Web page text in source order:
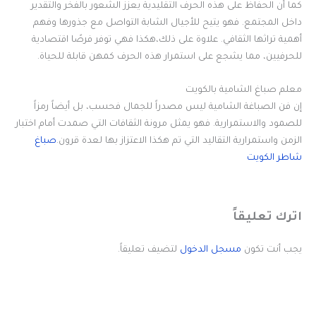
كما أن الحفاظ على هذه الحرف التقليدية يعزز الشعور بالفخر والتقدير
داخل المجتمع. فهو يتيح للأجيال الشابة التواصل مع جذورها وفهم
أهمية تراثها الثقافي. علاوة على ذلك،هكذا فهي توفر فرصًا اقتصادية
للحرفيين، مما يشجع على استمرار هذه الحرف كمهن قابلة للحياة.
معلم صباغ الشامية بالكويت
إن فن الصباغة الشامية ليس مصدراً للجمال فحسب، بل أيضاً رمزاً
للصمود والاستمرارية. فهو يمثل مرونة الثقافات التي صمدت أمام اختبار
الزمن واستمرارية التقاليد التي تم هكذا الاعتزاز بها لعدة قرون.صباغ
شاطر الكويت
اترك تعليقاً
يجب أنت تكون مسجل الدخول لتضيف تعليقاً.